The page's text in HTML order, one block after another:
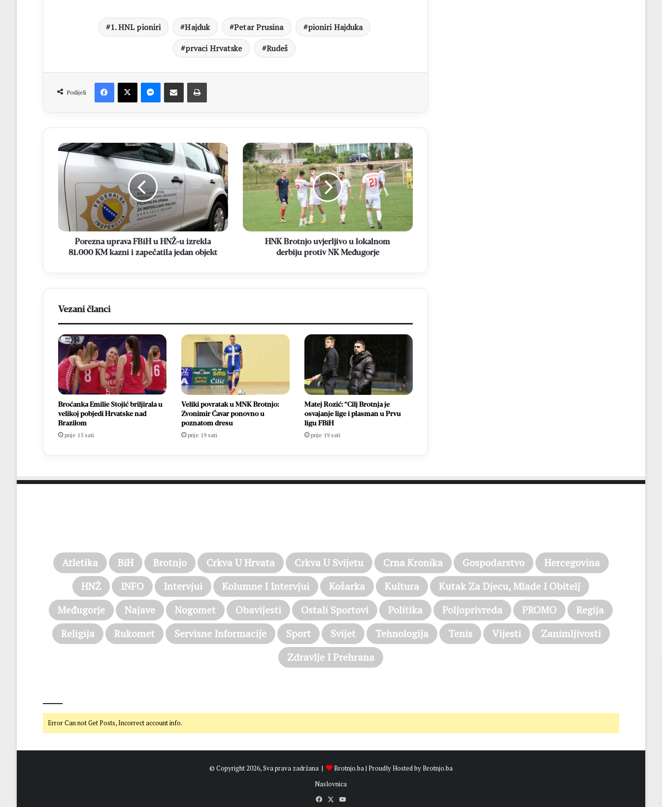
1. HNL pioniri Hajduk Petar Prusina
pioniri Hajduka
prvaci Hrvatske
Rudeš
Podijeli
Facebook
X MessengerDijeli putem Emaila Printaj
Porezna
uprava
FBiH
HNŽ-
izrekla
81.000
KM
jedan
Porezna uprava FBiH u HNŽ-u izrekla
81.000 KM kazni i zapečatila jedan objekt
HNK
Brotnjo
uvjerljivo
u
lokalnom
NK
Međugorje
HNK Brotnjo uvjerljivo u lokalnom
derbiju protiv NK Međugorje
Vezani članci
Broćanka Emilie Stojić briljirala u
velikoj pobjedi Hrvatske nad
Brazilom
prije 15 sati
Veliki povratak u MNK Brotnjo:
Zvonimir Ćavar ponovno u
poznatom dresu
prije 19 sati
Matej Rozić: “Cilj Brotnja je
osvajanje lige i plasman u Prvu
ligu FBiH
prije 19 sati
Atletika BiH Brotnjo Crkva U Hrvata Crkva U Svijetu Crna Kronika Gospodarstvo
Hercegovina
HNŽ
INFO Intervjui Kolumne I Intervjui Košarka Kultura
Kutak Za Djecu, Mlade I Obitelj
Međugorje
Najave Nogomet Obavijesti Ostali Sportovi Politika Poljoprivreda PROMO
Regija
Religija
Rukomet Servisne Informacije Sport Svijet Tehnologija Tenis Vijesti
Zanimljivosti
Zdravlje I Prehrana
Error Can not Get Posts, Incorrect account info.
© Copyright 2026, Sva prava zadržana | Brotnjo.ba| Proudly Hosted byBrotnjo.ba
Naslovnica
FacebookYouTube